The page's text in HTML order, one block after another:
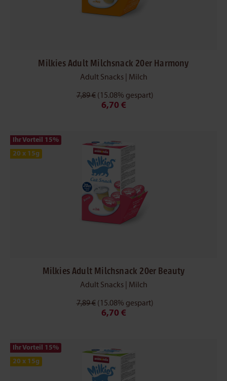
Milkies Adult Milchsnack 20er Harmony
Adult Snacks | Milch
7,89 € (15.08% gespart)
6,70 €
Ihr Vorteil 15%
20 x 15g
Milkies Adult Milchsnack 20er Beauty
Adult Snacks | Milch
7,89 € (15.08% gespart)
6,70 €
Ihr Vorteil 15%
20 x 15g